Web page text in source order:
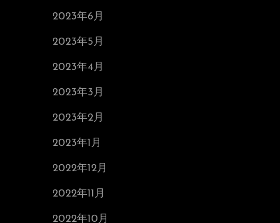
2023年6月
2023年5月
2023年4月
2023年3月
2023年2月
2023年1月
2022年12月
2022年11月
2022年10月